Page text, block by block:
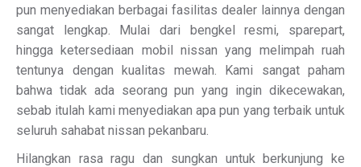
pun menyediakan berbagai fasilitas dealer lainnya dengan
sangat lengkap. Mulai dari bengkel resmi, sparepart,
hingga ketersediaan mobil nissan yang melimpah ruah
tentunya dengan kualitas mewah. Kami sangat paham
bahwa tidak ada seorang pun yang ingin dikecewakan,
sebab itulah kami menyediakan apa pun yang terbaik untuk
seluruh sahabat nissan pekanbaru.
Hilangkan rasa ragu dan sungkan untuk berkunjung ke